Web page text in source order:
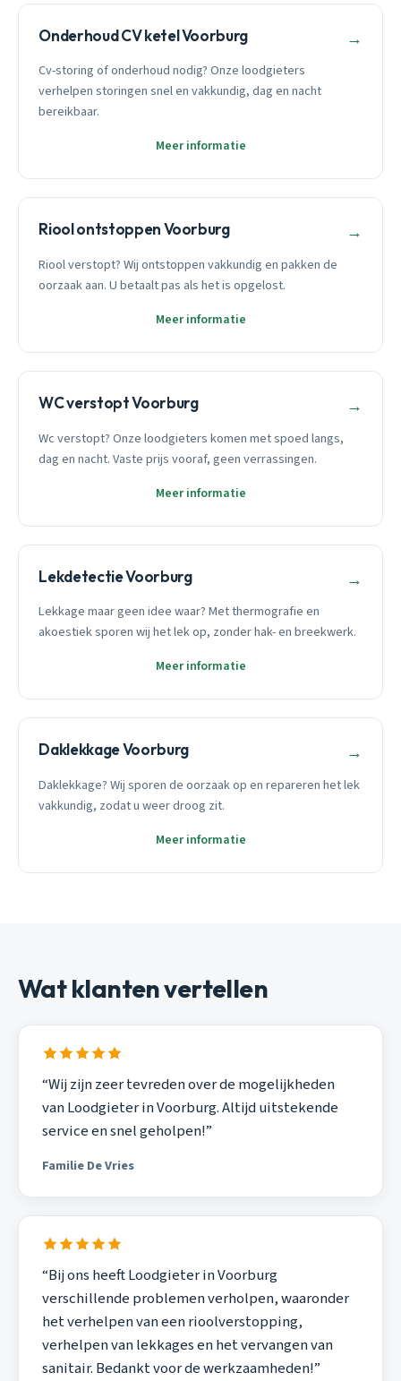
Onderhoud CV ketel Voorburg →
Cv-storing of onderhoud nodig? Onze loodgieters
verhelpen storingen snel en vakkundig, dag en nacht
bereikbaar.
Meer informatie
Riool ontstoppen Voorburg →
Riool verstopt? Wij ontstoppen vakkundig en pakken de
oorzaak aan. U betaalt pas als het is opgelost.
Meer informatie
WC verstopt Voorburg →
Wc verstopt? Onze loodgieters komen met spoed langs,
dag en nacht. Vaste prijs vooraf, geen verrassingen.
Meer informatie
Lekdetectie Voorburg →
Lekkage maar geen idee waar? Met thermografie en
akoestiek sporen wij het lek op, zonder hak- en breekwerk.
Meer informatie
Daklekkage Voorburg →
Daklekkage? Wij sporen de oorzaak op en repareren het lek
vakkundig, zodat u weer droog zit.
Meer informatie
Wat klanten vertellen
“Wij zijn zeer tevreden over de mogelijkheden
van Loodgieter in Voorburg. Altijd uitstekende
service en snel geholpen!”
Familie De Vries
“Bij ons heeft Loodgieter in Voorburg
verschillende problemen verholpen, waaronder
het verhelpen van een rioolverstopping,
verhelpen van lekkages en het vervangen van
sanitair. Bedankt voor de werkzaamheden!”